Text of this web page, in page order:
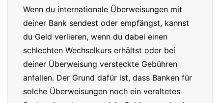
Wenn du internationale Überweisungen mit
deiner Bank sendest oder empfängst, kannst
du Geld verlieren, wenn du dabei einen
schlechten Wechselkurs erhältst oder bei
deiner Überweisung versteckte Gebühren
anfallen. Der Grund dafür ist, dass Banken für
solche Überweisungen noch ein veraltetes